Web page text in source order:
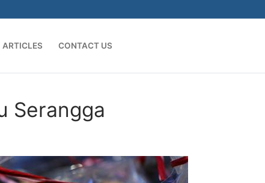
ARTICLES CONTACT US
Serangga